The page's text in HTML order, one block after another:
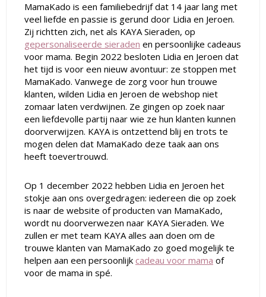
MamaKado is een familiebedrijf dat 14 jaar lang met
veel liefde en passie is gerund door Lidia en Jeroen.
Zij richtten zich, net als KAYA Sieraden, op
gepersonaliseerde sieraden en persoonlijke cadeaus
voor mama. Begin 2022 besloten Lidia en Jeroen dat
het tijd is voor een nieuw avontuur: ze stoppen met
MamaKado. Vanwege de zorg voor hun trouwe
klanten, wilden Lidia en Jeroen de webshop niet
zomaar laten verdwijnen. Ze gingen op zoek naar
een liefdevolle partij naar wie ze hun klanten kunnen
doorverwijzen. KAYA is ontzettend blij en trots te
mogen delen dat MamaKado deze taak aan ons
heeft toevertrouwd.
Op 1 december 2022 hebben Lidia en Jeroen het
stokje aan ons overgedragen: iedereen die op zoek
is naar de website of producten van MamaKado,
wordt nu doorverwezen naar KAYA Sieraden. We
zullen er met team KAYA alles aan doen om de
trouwe klanten van MamaKado zo goed mogelijk te
helpen aan een persoonlijk cadeau voor mama of
voor de mama in spé.